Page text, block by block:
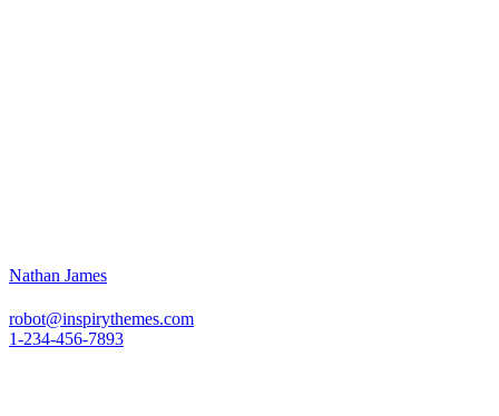
Nathan James
robot@inspirythemes.com
1-234-456-7893